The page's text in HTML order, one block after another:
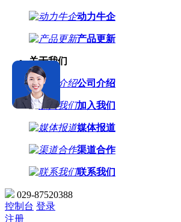
动力牛企
产品更新
关于我们
公司介绍
加入我们
媒体报道
渠道合作
联系我们
029-87520388
控制台 登录
注册